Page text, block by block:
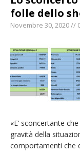
folle dello
Novembre 30, 2020 //
«E’ sconcertante
gravità della
comportamenti che